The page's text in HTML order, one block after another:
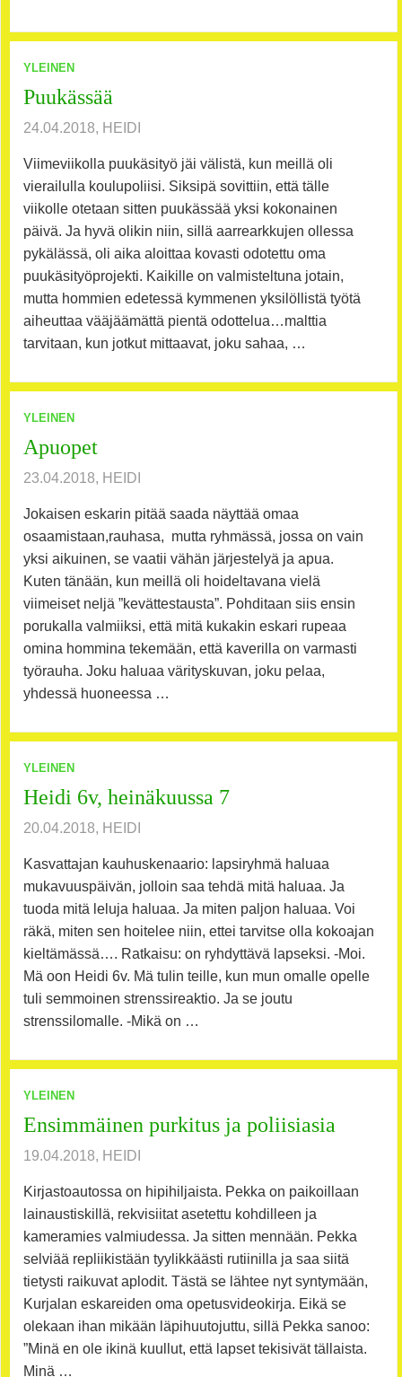
YLEINEN
Puukässää
24.04.2018, HEIDI
Viimeviikolla puukäsityö jäi välistä, kun meillä oli
vierailulla koulupoliisi. Siksipä sovittiin, että tälle
viikolle otetaan sitten puukässää yksi kokonainen
päivä. Ja hyvä olikin niin, sillä aarrearkkujen ollessa
pykälässä, oli aika aloittaa kovasti odotettu oma
puukäsityöprojekti. Kaikille on valmisteltuna jotain,
mutta hommien edetessä kymmenen yksilöllistä työtä
aiheuttaa vääjäämättä pientä odottelua…malttia
tarvitaan, kun jotkut mittaavat, joku sahaa, …
YLEINEN
Apuopet
23.04.2018, HEIDI
Jokaisen eskarin pitää saada näyttää omaa
osaamistaan,rauhasa, mutta ryhmässä, jossa on vain
yksi aikuinen, se vaatii vähän järjestelyä ja apua.
Kuten tänään, kun meillä oli hoideltavana vielä
viimeiset neljä ”kevättestausta”. Pohditaan siis ensin
porukalla valmiiksi, että mitä kukakin eskari rupeaa
omina hommina tekemään, että kaverilla on varmasti
työrauha. Joku haluaa värityskuvan, joku pelaa,
yhdessä huoneessa …
YLEINEN
Heidi 6v, heinäkuussa 7
20.04.2018, HEIDI
Kasvattajan kauhuskenaario: lapsiryhmä haluaa
mukavuuspäivän, jolloin saa tehdä mitä haluaa. Ja
tuoda mitä leluja haluaa. Ja miten paljon haluaa. Voi
räkä, miten sen hoitelee niin, ettei tarvitse olla kokoajan
kieltämässä…. Ratkaisu: on ryhdyttävä lapseksi. -Moi.
Mä oon Heidi 6v. Mä tulin teille, kun mun omalle opelle
tuli semmoinen strenssireaktio. Ja se joutu
strenssilomalle. -Mikä on …
YLEINEN
Ensimmäinen purkitus ja poliisiasia
19.04.2018, HEIDI
Kirjastoautossa on hipihiljaista. Pekka on paikoillaan
lainaustiskillä, rekvisiitat asetettu kohdilleen ja
kameramies valmiudessa. Ja sitten mennään. Pekka
selviää repliikistään tyylikkäästi rutiinilla ja saa siitä
tietysti raikuvat aplodit. Tästä se lähtee nyt syntymään,
Kurjalan eskareiden oma opetusvideokirja. Eikä se
olekaan ihan mikään läpihuutojuttu, sillä Pekka sanoo:
”Minä en ole ikinä kuullut, että lapset tekisivät tällaista.
Minä …